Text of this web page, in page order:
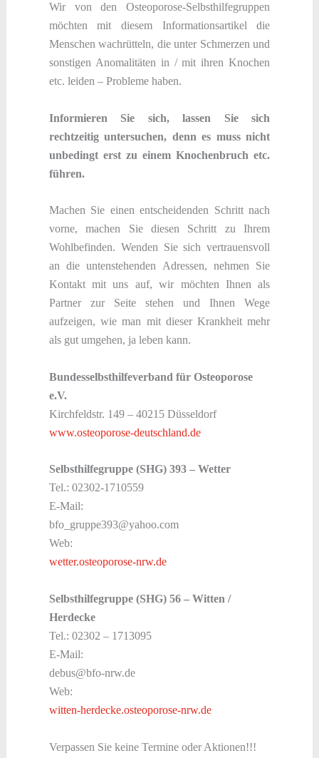
Wir von den Osteoporose-Selbsthilfegruppen
möchten mit diesem Informationsartikel die
Menschen wachrütteln, die unter Schmerzen und
sonstigen Anomalitäten in / mit ihren Knochen
etc. leiden – Probleme haben.
Informieren Sie sich, lassen Sie sich
rechtzeitig untersuchen, denn es muss nicht
unbedingt erst zu einem Knochenbruch etc.
führen.
Machen Sie einen entscheidenden Schritt nach
vorne, machen Sie diesen Schritt zu Ihrem
Wohlbefinden. Wenden Sie sich vertrauensvoll
an die untenstehenden Adressen, nehmen Sie
Kontakt mit uns auf, wir möchten Ihnen als
Partner zur Seite stehen und Ihnen Wege
aufzeigen, wie man mit dieser Krankheit mehr
als gut umgehen, ja leben kann.
Bundesselbsthilfeverband für Osteoporose
e.V.
Kirchfeldstr. 149 – 40215 Düsseldorf
www.osteoporose-deutschland.de
Selbsthilfegruppe (SHG) 393 – Wetter
Tel.: 02302-1710559
E-Mail:
bfo_gruppe393@yahoo.com
Web:
wetter.osteoporose-nrw.de
Selbsthilfegruppe (SHG) 56 – Witten /
Herdecke
Tel.: 02302 – 1713095
E-Mail:
debus@bfo-nrw.de
Web:
witten-herdecke.osteoporose-nrw.de
Verpassen Sie keine Termine oder Aktionen!!!